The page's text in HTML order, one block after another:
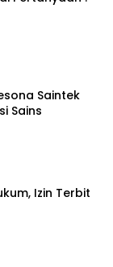
Saintek
Sains
Izin Terbit